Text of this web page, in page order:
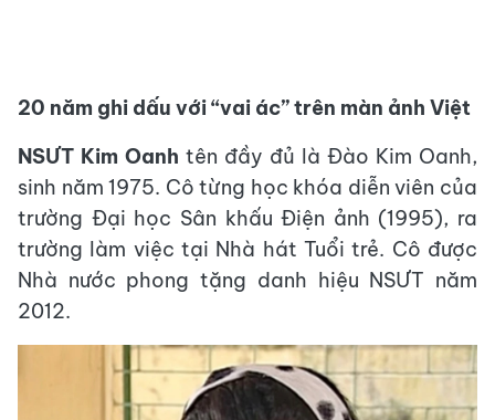
20 năm ghi dấu với “vai ác” trên màn ảnh Việt
NSƯT Kim Oanh tên đầy đủ là Đào Kim Oanh,
sinh năm 1975. Cô từng học khóa diễn viên của
trường Đại học Sân khấu Điện ảnh (1995), ra
trường làm việc tại Nhà hát Tuổi trẻ. Cô được
Nhà nước phong tặng danh hiệu NSƯT năm
2012.